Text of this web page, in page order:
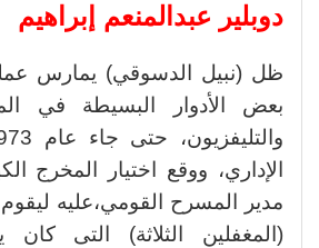
دوبلير عبدالمنعم إبراهيم
ظل (نبيل الدسوقي) يمارس عمله
بعض الأدوار البسيطة في
الإداري، ووقع اختيار المخرج
مدير المسرح القومي،عليه
(المغفلين الثلاثة) التى